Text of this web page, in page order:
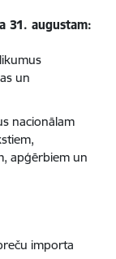
31. augustam:
un
nacionālam
apģērbiem un
importa